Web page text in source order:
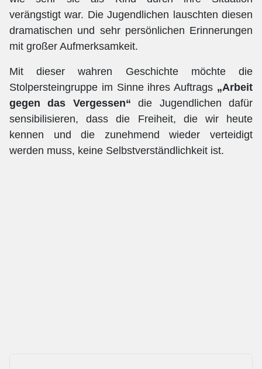
verängstigt war. Die Jugendlichen lauschten diesen
dramatischen und sehr persönlichen Erinnerungen
mit großer Aufmerksamkeit.
Mit dieser wahren Geschichte möchte die
Stolpersteingruppe im Sinne ihres Auftrags „Arbeit
gegen das Vergessen“ die Jugendlichen dafür
sensibilisieren, dass die Freiheit, die wir heute
kennen und die zunehmend wieder verteidigt
werden muss, keine Selbstverständlichkeit ist.